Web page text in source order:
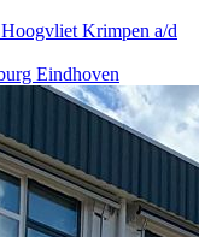
HoogvlietKrimpen a/d
Eindhoven